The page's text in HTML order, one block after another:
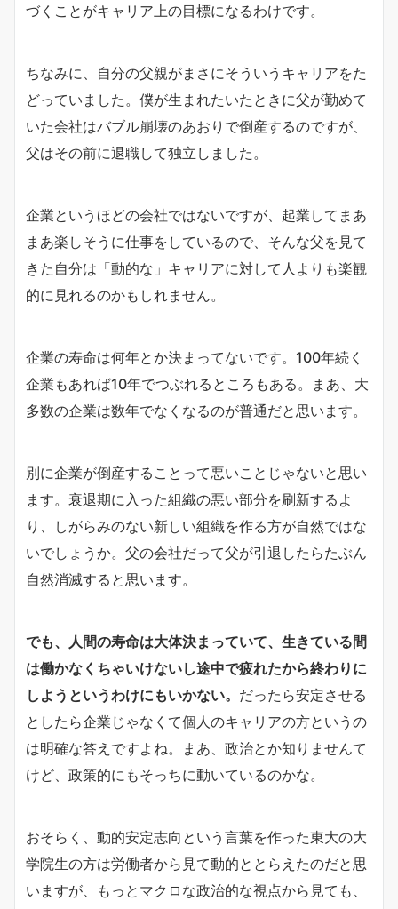
づくことがキャリア上の目標になるわけです。
ちなみに、自分の父親がまさにそういうキャリアをた
どっていました。僕が生まれたいたときに父が勤めて
いた会社はバブル崩壊のあおりで倒産するのですが、
父はその前に退職して独立しました。
企業というほどの会社ではないですが、起業してまあ
まあ楽しそうに仕事をしているので、そんな父を見て
きた自分は「動的な」キャリアに対して人よりも楽観
的に見れるのかもしれません。
企業の寿命は何年とか決まってないです。100年続く
企業もあれば10年でつぶれるところもある。まあ、大
多数の企業は数年でなくなるのが普通だと思います。
別に企業が倒産することって悪いことじゃないと思い
ます。衰退期に入った組織の悪い部分を刷新するよ
り、しがらみのない新しい組織を作る方が自然ではな
いでしょうか。父の会社だって父が引退したらたぶん
自然消滅すると思います。
でも、人間の寿命は大体決まっていて、生きている間
は働かなくちゃいけないし途中で疲れたから終わりに
しようというわけにもいかない。 だったら安定させる
としたら企業じゃなくて個人のキャリアの方というの
は明確な答えですよね。まあ、政治とか知りませんて
けど、政策的にもそっちに動いているのかな。
おそらく、動的安定志向という言葉を作った東大の大
学院生の方は労働者から見て動的ととらえたのだと思
いますが、もっとマクロな政治的な視点から見ても、